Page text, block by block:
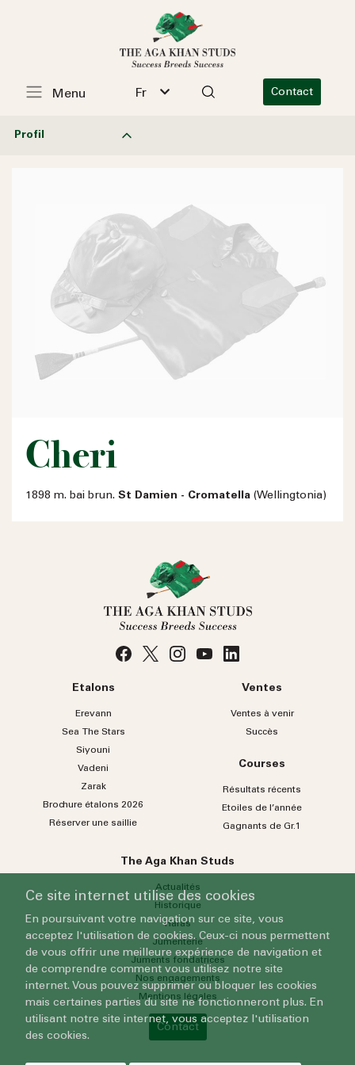
Fr Contact
Menu
Profil
Cheri
1898 m. bai brun. St Damien - Cromatella (Wellingtonia)
Etalons
Erevann
Sea TheStars
Siyouni
Vadeni
Zarak
Brochure étalons 2026
Réserver une saillie
Ventes
Ventes à venir
Succès
Courses
Résultats récents
Etoiles de l’année
Gagnants de Gr.1
The Aga Khan Studs
Actualités
Historique
Haras
Jumenterie
Juments fondatrices
Nos engagements
Mentions légales
Contact
Ce site internet utilise des cookies
En poursuivant votre navigation sur ce site, vous
acceptez l'utilisation de cookies. Ceux-ci nous permettent
de vous offrir une meilleure expérience de navigation et
de comprendre comment vous utilisez notre site
internet. Vous pouvez supprimer ou bloquer les cookies
mais certaines parties du site ne fonctionneront plus. En
utilisant notre site internet, vous acceptez l'utilisation
des cookies.